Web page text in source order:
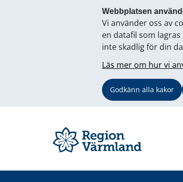
Webbplatsen
Vi använder oss av
en datafil som
inte skadlig för din
Läs mer om hur vi
Godkänn alla kakor